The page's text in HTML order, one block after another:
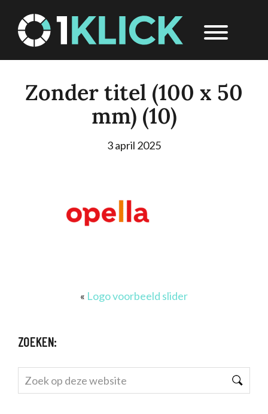
naar
de
hoofd
1Klick
Header
Rechts
Zonder titel (100 x 50
mm) (10)
3 april 2025
« Logo voorbeeld slider
ZOEKEN:
Zoek
op